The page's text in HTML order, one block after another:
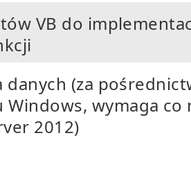
VB do
danych (za
wymaga co
2012)